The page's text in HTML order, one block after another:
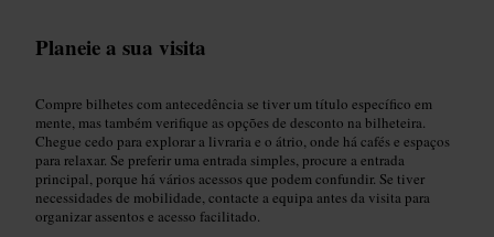
Planeie a sua visita
Compre bilhetes com antecedência se tiver um título específico em
mente, mas também verifique as opções de desconto na bilheteira.
Chegue cedo para explorar a livraria e o átrio, onde há cafés e espaços
para relaxar. Se preferir uma entrada simples, procure a entrada
principal, porque há vários acessos que podem confundir. Se tiver
necessidades de mobilidade, contacte a equipa antes da visita para
organizar assentos e acesso facilitado.